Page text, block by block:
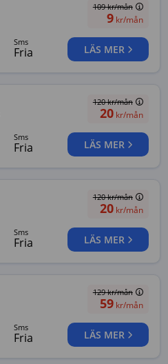
sms
Fria
109kr/mån
9kr/mån
LÄS MER
sms
Fria
120kr/mån
20kr/mån
LÄS MER
sms
Fria
120kr/mån
20kr/mån
LÄS MER
sms
Fria
129kr/mån
59kr/mån
LÄS MER